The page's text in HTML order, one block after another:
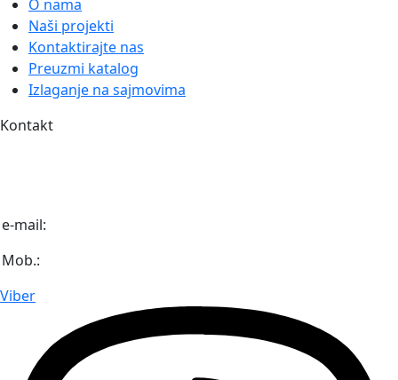
O nama
Naši projekti
Kontaktirajte nas
Preuzmi katalog
Izlaganje na sajmovima
Kontakt
e-mail:
Mob.:
Viber